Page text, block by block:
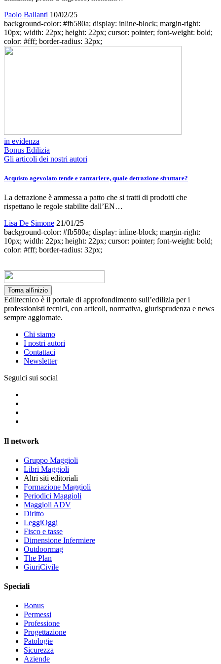
Paolo Ballanti 10/02/25
background-color: #fb580a; display: inline-block; margin-right:
10px; width: 22px; height: 22px; cursor: pointer; font-weight: bold;
color: #fff; border-radius: 32px;
in evidenza
Bonus Edilizia
Gli articoli dei nostri autori
Acquisto agevolato tende e zanzariere, quale detrazione sfruttare?
La detrazione è ammessa a patto che si tratti di prodotti che
rispettano le regole stabilite dall’EN…
Lisa De Simone 21/01/25
background-color: #fb580a; display: inline-block; margin-right:
10px; width: 22px; height: 22px; cursor: pointer; font-weight: bold;
color: #fff; border-radius: 32px;
Torna all'inizio
Ediltecnico è il portale di approfondimento sull’edilizia per i
professionisti tecnici, con articoli, normativa, giurisprudenza e news
sempre aggiornate.
Chi siamo
I nostri autori
Contattaci
Newsletter
Seguici sui social
Il network
Gruppo Maggioli
Libri Maggioli
Altri siti editoriali
Formazione Maggioli
Periodici Maggioli
Maggioli ADV
Diritto
LeggiOggi
Fisco e tasse
Dimensione Infermiere
Outdoormag
The Plan
GiuriCivile
Speciali
Bonus
Permessi
Professione
Progettazione
Patologie
Sicurezza
Aziende